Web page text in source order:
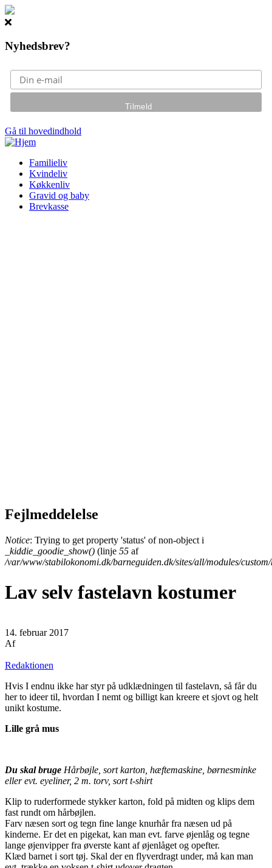
Nyhedsbrev?
Gå til hovedindhold
Familieliv
Kvindeliv
Køkkenliv
Gravid og baby
Brevkasse
Fejlmeddelelse
Notice: Trying to get property 'status' of non-object i
_kiddie_goodie_show() (linje 55 af
/var/www/stabilokonomi.dk/barneguiden.dk/sites/all/modules/
Lav selv fastelavn kostumer
14. februar 2017
Af
Redaktionen
Hvis I endnu ikke har styr på udklædningen til fastelavn, så får du
her to ideer til, hvordan I nemt og billigt kan kreere et sjovt og helt
unikt kostume.
Lille grå mus
Du skal bruge Hårbøjle, sort karton, hæftemaskine, børnesminke
eller evt. eyeliner, 2 m. torv, sort t-shirt
Klip to ruderformede stykker karton, fold på midten og klips dem
fast rundt om hårbøjlen.
Farv næsen sort og tegn fine lange knurhår fra næsen ud på
kinderne. Er det en pigekat, kan man evt. farve øjenlåg og tegne
lange øjenvipper fra øverste kant af øjenlåget og opefter.
Klæd barnet i sort tøj. Skal der en flyverdragt under, må kan man